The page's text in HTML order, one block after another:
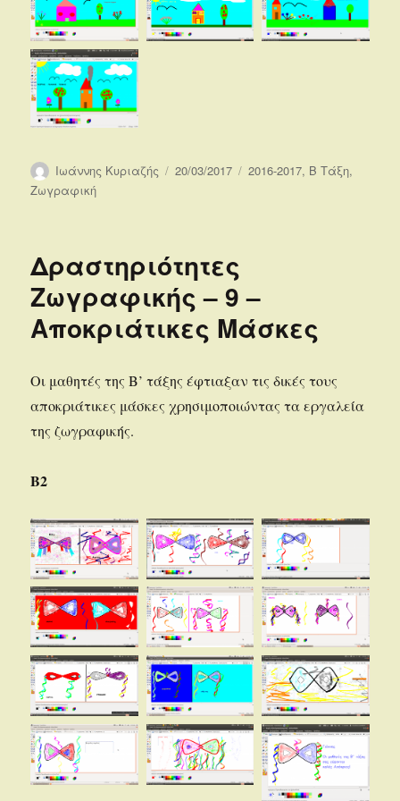
Συντάκτης
Ιωάννης Κυριαζής
Δημοσιεύτηκε
20/03/2017 Κατηγορίες
2016-2017, Β Τάξη,
Ζωγραφική
Δραστηριότητες
Ζωγραφικής – 9 –
Αποκριάτικες Μάσκες
Οι μαθητές της Β’ τάξης έφτιαξαν τις δικές τους
αποκριάτικες μάσκες χρησιμοποιώντας τα εργαλεία
της ζωγραφικής.
Β2